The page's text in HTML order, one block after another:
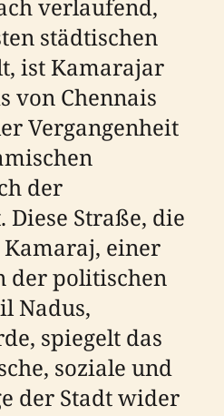
verlaufend,
städtischen
ist Kamarajar
von Chennais
Vergangenheit
der
Straße, die
Kamaraj, einer
der politischen
Nadus,
spiegelt das
soziale und
der Stadt wider